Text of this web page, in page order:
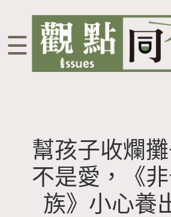
☰
幫孩子收爛
不是愛，《
族》小心養